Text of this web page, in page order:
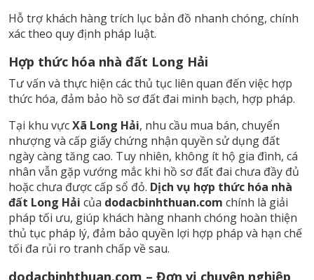
Hỗ trợ khách hàng trích lục bản đồ nhanh chóng, chính
xác theo quy định pháp luật.
Hợp thức hóa nhà đất Long Hải
Tư vấn và thực hiện các thủ tục liên quan đến việc hợp
thức hóa, đảm bảo hồ sơ đất đai minh bạch, hợp pháp.
Tại khu vựcXã Long Hải, nhu cầu mua bán, chuyển
nhượng và cấp giấy chứng nhận quyền sử dụng đất
ngày càng tăng cao. Tuy nhiên, không ít hộ gia đình, cá
nhân vẫn gặp vướng mắc khi hồ sơ đất đai chưa đầy đủ
hoặc chưa được cấp sổ đỏ. Dịch vụ hợp thức hóa nhà
đất Long Hải của dodacbinhthuan.com chính là giải
pháp tối ưu, giúp khách hàng nhanh chóng hoàn thiện
thủ tục pháp lý, đảm bảo quyền lợi hợp pháp và hạn chế
tối đa rủi ro tranh chấp về sau.
dodacbinhthuan.com – Đơn vị chuyên nghiệp